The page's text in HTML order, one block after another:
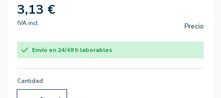
3,13 €
IVA incl. Precio
Envío en 24/48 h laborables
Cantidad